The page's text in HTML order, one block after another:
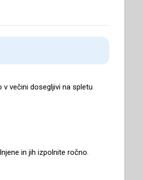
v večini dosegljivi na spletu
in jih izpolnite ročno.